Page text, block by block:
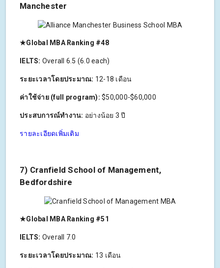
Manchester
★Global MBA Ranking #48
IELTS: Overall 6.5 (6.0 each)
ระยะเวลาโดยประมาณ: 12-18 เดือน
ค่าใช้จ่าย (full program): $50,000-$60,000
ประสบการณ์ทำงาน: อย่างน้อย 3 ปี
รายละเอียดเพิ่มเติม
7) Cranfield School of Management,
Bedfordshire
★Global MBA Ranking #51
IELTS: Overall 7.0
ระยะเวลาโดยประมาณ: 13 เดือน